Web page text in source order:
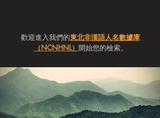
歡迎進入我們的東北非漢語人名數據庫
（NCNHNL） 開始您的檢索。